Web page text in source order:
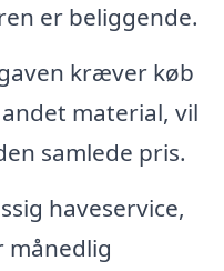
er beliggende.
kræver køb
material, vil
samlede pris.
haveservice,
månedlig